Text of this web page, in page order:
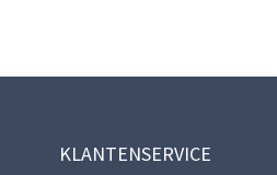
KLANTENSERVICE